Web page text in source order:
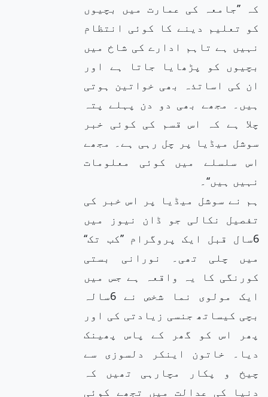
کہ ’’جامعہ کی عمارت میں بچیوں
کو تعلیم دینے کا کوئی انتظام
نہیں ہے تاہم ادارے کی شاخ میں
بچیوں کو پڑھایا جاتا ہے اور
ان کی اساتذہ بھی خواتین ہوتی
ہیں۔ مجھے بھی دو دن پہلے پتہ
چلا ہے کہ اس قسم کی کوئی خبر
سوشل میڈیا پر چل رہی ہے۔ مجھے
اس سلسلے میں کوئی معلومات
نہیں ہیں‘‘۔
ہم نے سوشل میڈیا پر اس خبر کی
تفصیل نکالی جو ڈان نیوز میں
6سال قبل ایک پروگرام ’’کب تک‘‘
میں چلی تھی۔ نورانی بستی
کورنگی کا یہ واقعہ ہے جس میں
ایک مولوی نما شخص نے 6سالہ
بچی کیساتھ جنسی زیادتی کی اور
پھر اس کو گھر کے پاس پھینک
دیا۔ خاتون اینکر دلسوزی سے
چیخ و پکار مچارہی تھیں کہ
دنیا کی عدالت میں تجھے کوئی